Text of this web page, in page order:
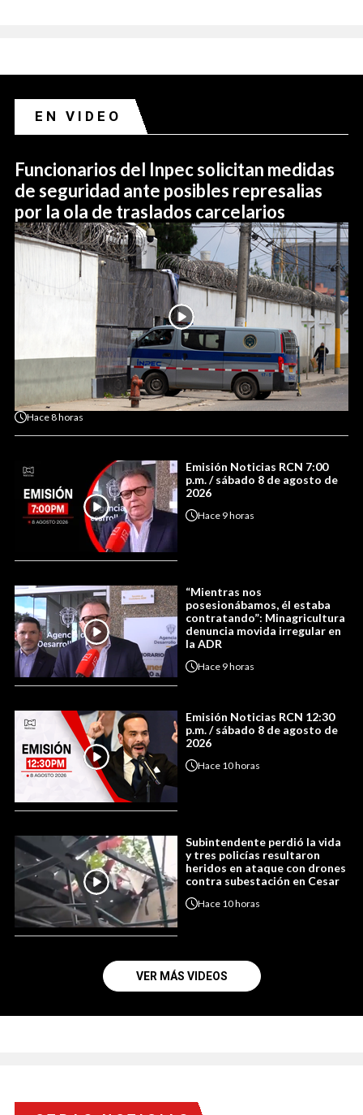
EN VIDEO
Funcionarios del Inpec solicitan medidas
de seguridad ante posibles represalias
por la ola de traslados carcelarios
Hace8 horas
Emisión Noticias RCN 7:00
p.m. / sábado 8 de agosto de
2026
Hace 9 horas
“Mientras nos
posesionábamos, él estaba
contratando”: Minagricultura
denuncia movida irregular en
la ADR
Hace 9 horas
Emisión Noticias RCN 12:30
p.m. / sábado 8 de agosto de
2026
Hace 10 horas
Subintendente perdió la vida
y tres policías resultaron
heridos en ataque con drones
contra subestación en Cesar
Hace 10 horas
VER MÁS VIDEOS